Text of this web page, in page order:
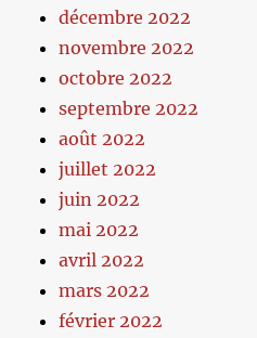
décembre 2022
novembre 2022
octobre 2022
septembre 2022
août 2022
juillet 2022
juin 2022
mai 2022
avril 2022
mars 2022
février 2022